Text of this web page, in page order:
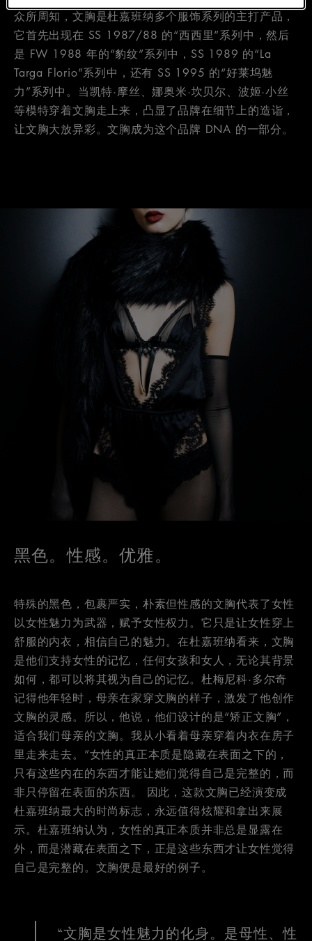
众所周知，文胸是杜嘉班纳多个服饰系列的主打产品，
它首先出现在 SS 1987/88 的“西西里”系列中，然后
是 FW 1988 年的“豹纹”系列中，SS 1989 的“La
Targa Florio”系列中，还有 SS 1995 的“好莱坞魅
力”系列中。当凯特·摩丝、娜奥米·坎贝尔、波姬·小丝
等模特穿着文胸走上来，凸显了品牌在细节上的造诣，
让文胸大放异彩。文胸成为这个品牌 DNA 的一部分。
黑色。性感。优雅。
特殊的黑色，包裹严实，朴素但性感的文胸代表了女性
以女性魅力为武器，赋予女性权力。它只是让女性穿上
舒服的内衣，相信自己的魅力。在杜嘉班纳看来，文胸
是他们支持女性的记忆，任何女孩和女人，无论其背景
如何，都可以将其视为自己的记忆。杜梅尼科·多尔奇
记得他年轻时，母亲在家穿文胸的样子，激发了他创作
文胸的灵感。所以，他说，他们设计的是“矫正文胸”，
适合我们母亲的文胸。我从小看着母亲穿着内衣在房子
里走来走去。”女性的真正本质是隐藏在表面之下的，
只有这些内在的东西才能让她们觉得自己是完整的，而
非只停留在表面的东西。 因此，这款文胸已经演变成
杜嘉班纳最大的时尚标志，永远值得炫耀和拿出来展
示。杜嘉班纳认为，女性的真正本质并非总是显露在
外，而是潜藏在表面之下，正是这些东西才让女性觉得
自己是完整的。文胸便是最好的例子。
“文胸是女性魅力的化身。是母性、性